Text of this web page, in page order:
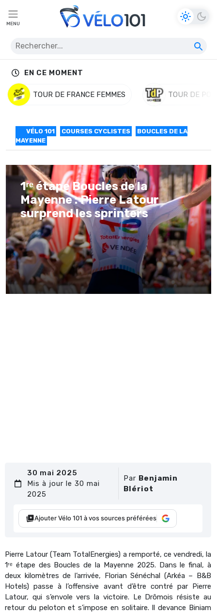
MENU
EN CE MOMENT
TOUR DE FRANCE FEMMES TOUR DE
VÉLO 101 COURSES CYCLISTES
BOUCLES DE LA
MAYENNE
1ʳᵉ étape Boucles de la
Mayenne : Pierre Latour
surprend les sprinters
30 mai 2025
Mis à jour le 30 mai
2025
Par Benjamin
Blériot
Ajouter Vélo 101 à vos sources préférées
Pierre Latour (Team TotalEnergies) a remporté, ce vendredi, la
1ʳᵉ étape des Boucles de la Mayenne 2025. Dans le final, à
deux kilomètres de l’arrivée, Florian Sénéchal (Arkéa – B&B
Hotels) passe à l’offensive avant d’être contré par Pierre
Latour, qui s’envole vers la victoire. Le Drômois résiste au
retour du peloton et s’impose en solitaire. Il devance Biniam